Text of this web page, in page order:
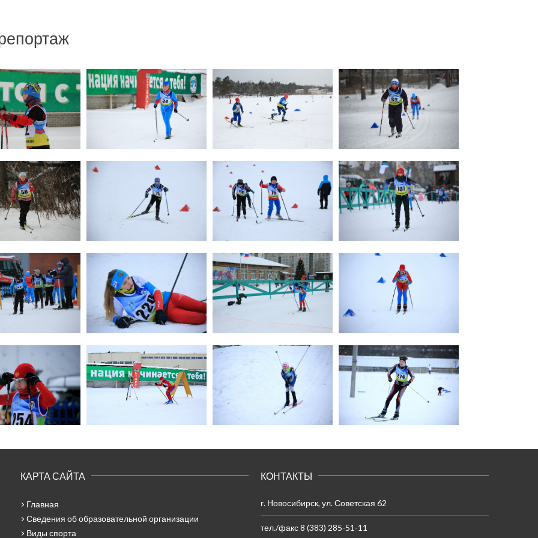
КАРТА САЙТА
Главная
Сведения об образовательной организации
Виды спорта
КОНТАКТЫ
г. Новосибирск, ул. Советская 62
тел./факс 8 (383) 285-51-11